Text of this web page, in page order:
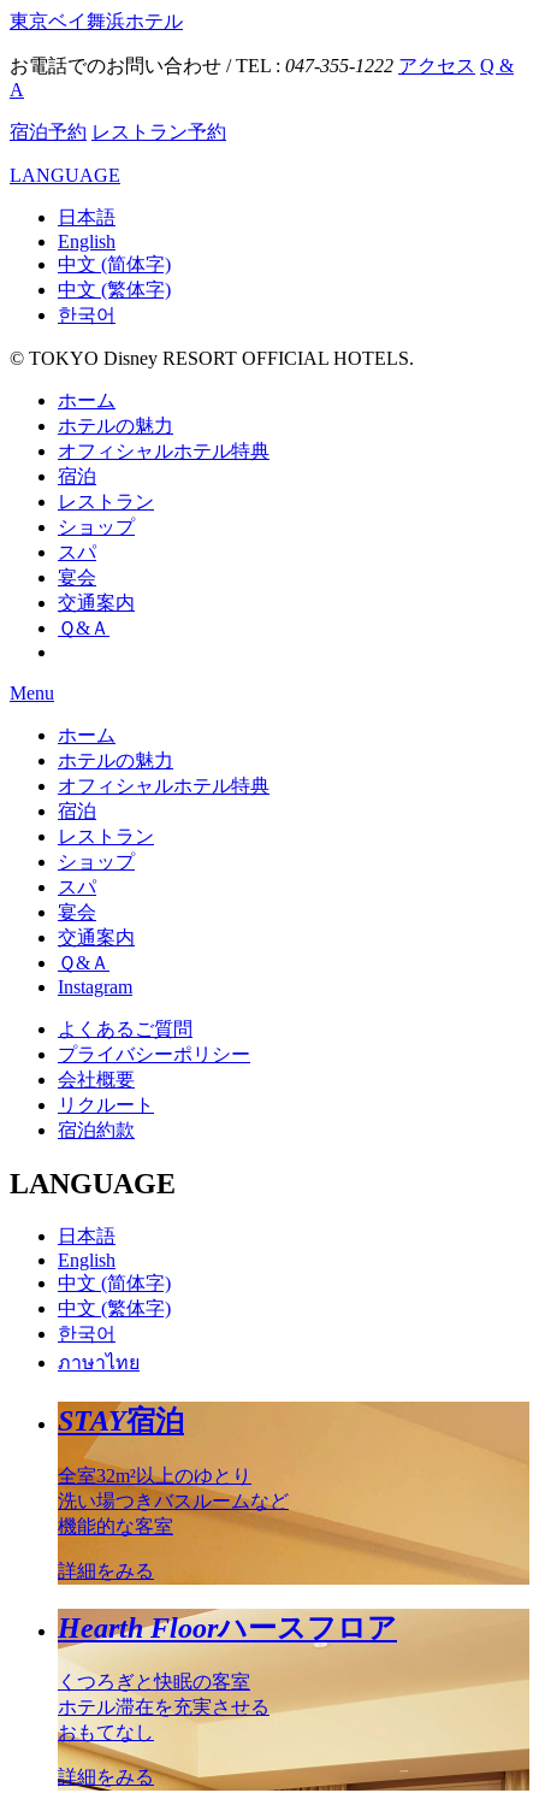
東京ベイ舞浜ホテル
お電話でのお問い合わせ / TEL : 047-355-1222 アクセス Q &
A
宿泊予約 レストラン予約
LANGUAGE
日本語
English
中文 (简体字)
中文 (繁体字)
한국어
© TOKYO Disney RESORT OFFICIAL HOTELS.
ホーム
ホテルの魅力
オフィシャルホテル特典
宿泊
レストラン
ショップ
スパ
宴会
交通案内
Ｑ&Ａ
Menu
ホーム
ホテルの魅力
オフィシャルホテル特典
宿泊
レストラン
ショップ
スパ
宴会
交通案内
Ｑ&Ａ
Instagram
よくあるご質問
プライバシーポリシー
会社概要
リクルート
宿泊約款
LANGUAGE
日本語
English
中文 (简体字)
中文 (繁体字)
한국어
ภาษาไทย
STAY宿泊
全室32m²以上のゆとり
洗い場つきバスルームなど
機能的な客室
詳細をみる
Hearth Floorハースフロア
くつろぎと快眠の客室
ホテル滞在を充実させる
おもてなし
詳細をみる